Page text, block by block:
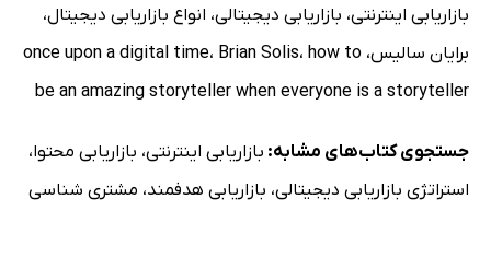
بازاریابی اینترنتی، بازاریابی دیجیتالی، انواع بازاریابی دیجیتال،
برایان سالیس، once upon a digital time، Brian Solis، how to
be an amazing storyteller when everyone is a storyteller‭‭
جستجوی کتاب‌های مشابه: بازاریابی اینترنتی، بازاریابی محتوا،
استراتژی بازاریابی دیجیتالی، بازاریابی هدفمند، مشتری شناسی